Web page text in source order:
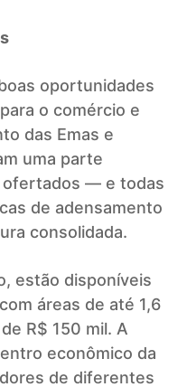
oportunidades
o comércio e
das Emas e
uma parte
ofertados — e todas
de adensamento
consolidada.
estão disponíveis
áreas de até 1,6
R$ 150 mil. A
econômico da
de diferentes